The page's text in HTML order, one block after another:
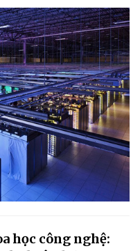
học công nghệ: